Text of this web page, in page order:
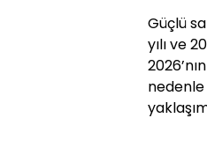
Güçlü
yılı ve
nedenle